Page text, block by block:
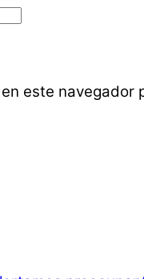
este navegador